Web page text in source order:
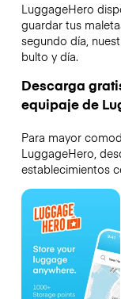
LuggageHero
guardar tus
segundo día,
bulto y día.
Descarga
equipaje de
Para mayor
LuggageHero,
establecimientos